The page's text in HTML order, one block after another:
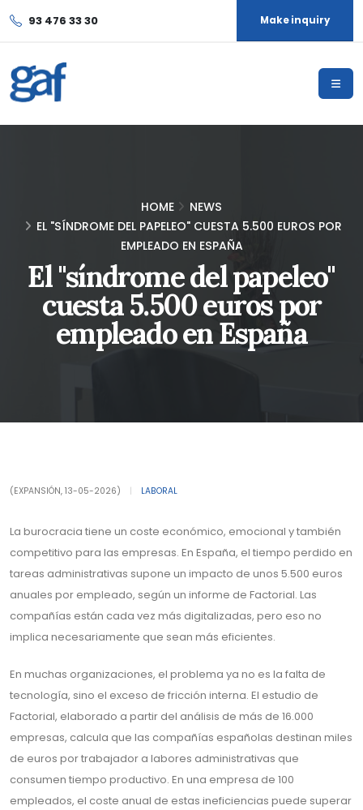
93 476 33 30 Make inquiry
HOME
NEWS
EL "SÍNDROME DEL PAPELEO" CUESTA 5.500 EUROS POR
EMPLEADO EN ESPAÑA
El "síndrome del papeleo"
cuesta 5.500 euros por
empleado en España
(EXPANSIÓN, 13-05-2026) LABORAL
La burocracia tiene un coste económico, emocional y también
competitivo para las empresas. En España, el tiempo perdido en
tareas administrativas supone un impacto de unos 5.500 euros
anuales por empleado, según un informe de Factorial. Las
compañías están cada vez más digitalizadas, pero eso no
implica necesariamente que sean más eficientes.
En muchas organizaciones, el problema ya no es la falta de
tecnología, sino el exceso de fricción interna. El estudio de
Factorial, elaborado a partir del análisis de más de 16.000
empresas, calcula que las compañías españolas destinan miles
de euros por trabajador a labores administrativas que
consumen tiempo productivo. En una empresa de 100
empleados, el coste anual de estas ineficiencias puede superar